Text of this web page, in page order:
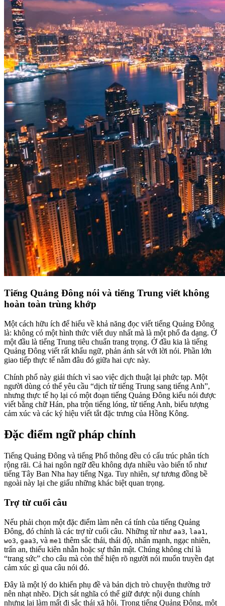
Tiếng Quảng Đông nói và tiếng Trung viết không
hoàn toàn trùng khớp
Một cách hữu ích để hiểu về khả năng đọc viết tiếng Quảng Đông
là: không có một hình thức viết duy nhất mà là một phổ đa dạng. Ở
một đầu là tiếng Trung tiêu chuẩn trang trọng. Ở đầu kia là tiếng
Quảng Đông viết rất khẩu ngữ, phản ánh sát với lời nói. Phần lớn
giao tiếp thực tế nằm đâu đó giữa hai cực này.
Chính phổ này giải thích vì sao việc dịch thuật lại phức tạp. Một
người dùng có thể yêu cầu “dịch từ tiếng Trung sang tiếng Anh”,
nhưng thực tế họ lại có một đoạn tiếng Quảng Đông kiểu nói được
viết bằng chữ Hán, pha trộn tiếng lóng, từ tiếng Anh, biểu tượng
cảm xúc và các ký hiệu viết tắt đặc trưng của Hồng Kông.
Đặc điểm ngữ pháp chính
Tiếng Quảng Đông và tiếng Phổ thông đều có cấu trúc phân tích
rộng rãi. Cả hai ngôn ngữ đều không dựa nhiều vào biến tố như
tiếng Tây Ban Nha hay tiếng Nga. Tuy nhiên, sự tương đồng bề
ngoài này lại che giấu những khác biệt quan trọng.
Trợ từ cuối câu
Nếu phải chọn một đặc điểm làm nên cá tính của tiếng Quảng
Đông, đó chính là các trợ từ cuối câu. Những từ như aa3, laa1 ,
wo3, gaa3, và me1 thêm sắc thái, thái độ, nhấn mạnh, ngạc nhiên,
trấn an, thiếu kiên nhẫn hoặc sự thân mật. Chúng không chỉ là
“trang sức” cho câu mà còn thể hiện rõ người nói muốn truyền đạt
cảm xúc gì qua câu nói đó.
Đây là một lý do khiến phụ đề và bản dịch trò chuyện thường trở
nên nhạt nhẽo. Dịch sát nghĩa có thể giữ được nội dung chính
nhưng lại làm mất đi sắc thái xã hội. Trong tiếng Quảng Đông, một